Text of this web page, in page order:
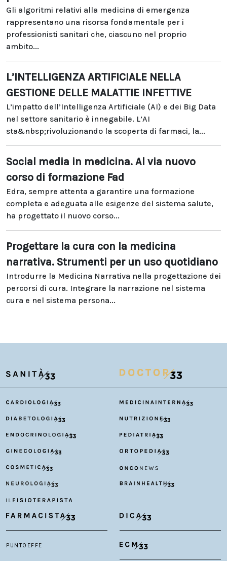
Gli algoritmi relativi alla medicina di emergenza
rappresentano una risorsa fondamentale per i
professionisti sanitari che, ciascuno nel proprio
ambito...
L’INTELLIGENZA ARTIFICIALE NELLA
GESTIONE DELLE MALATTIE INFETTIVE
L’impatto dell’Intelligenza Artificiale (AI) e dei Big Data
nel settore sanitario è innegabile. L’AI
sta&nbsp;rivoluzionando la scoperta di farmaci, la...
Social media in medicina. Al via nuovo
corso di formazione Fad
Edra, sempre attenta a garantire una formazione
completa e adeguata alle esigenze del sistema salute,
ha progettato il nuovo corso...
Progettare la cura con la medicina
narrativa. Strumenti per un uso quotidiano
Introdurre la Medicina Narrativa nella progettazione dei
percorsi di cura. Integrare la narrazione nel sistema
cura e nel sistema persona...